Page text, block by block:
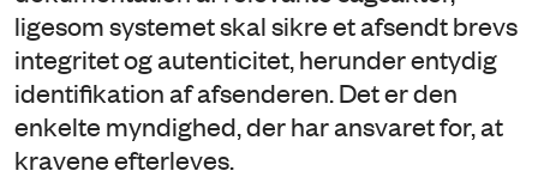
ligesom systemet skal sikre et afsendt brevs
integritet og autenticitet, herunder entydig
identifikation af afsenderen. Det er den
enkelte myndighed, der har ansvaret for, at
kravene efterleves.